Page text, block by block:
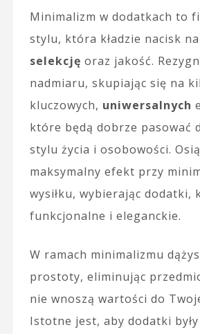
Minimalizm w dodatkach to
stylu, która kładzie nacisk na
selekcję oraz jakość.
nadmiaru, skupiając się na
kluczowych, uniwersalnych
które będą dobrze pasować
stylu życia i osobowości.
maksymalny efekt przy
wysiłku, wybierając dodatki,
funkcjonalne i eleganckie.
W ramach minimalizmu
prostoty, eliminując
nie wnoszą wartości do
Istotne jest, aby dodatki